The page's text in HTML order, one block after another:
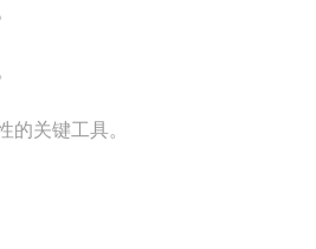
的关键工具。